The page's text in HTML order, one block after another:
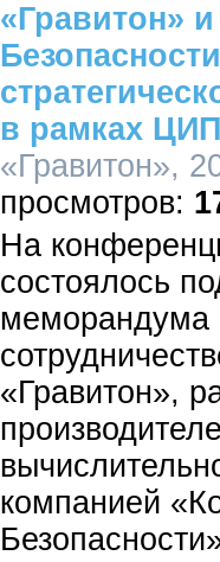
«Гравитон»
в рамках
«Гравитон»,
На
состоялось
меморандума
«Гравитон»,
компанией